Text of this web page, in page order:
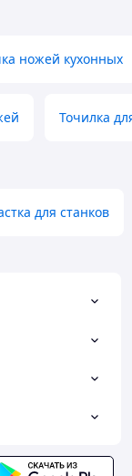
ножей кухонных
Точилка
для станков